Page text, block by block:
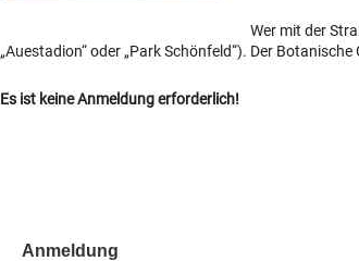
Wer mit der
„Auestadion“ oder „Park Schönfeld“). Der
Es ist keine Anmeldung erforderlich!
Anmeldung